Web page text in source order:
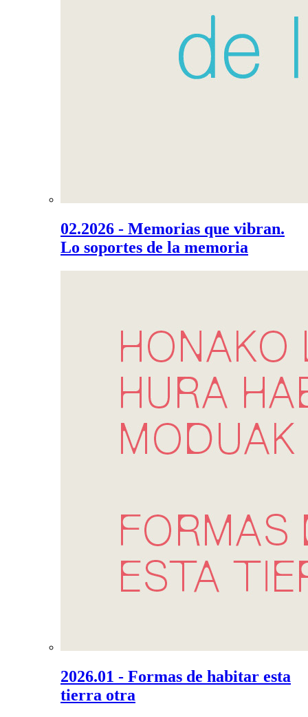
02.2026 - Memorias que vibran.
Lo soportes de la memoria
2026.01 - Formas de habitar esta
tierra otra